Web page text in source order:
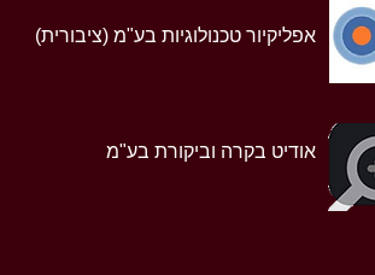
אפליקיור טכנולוגיות בע"מ (ציבורית)
אודיט בקרה וביקורת בע"מ